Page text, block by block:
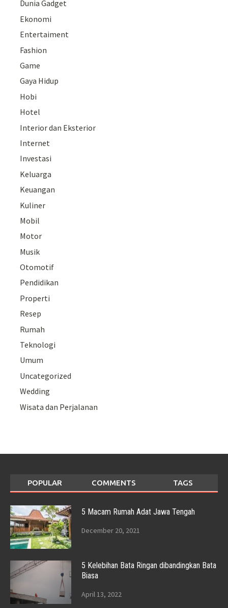
Dunia Gadget
Ekonomi
Entertaiment
Fashion
Game
Gaya Hidup
Hobi
Hotel
Interior dan Eksterior
Internet
Investasi
Keluarga
Keuangan
Kuliner
Mobil
Motor
Musik
Otomotif
Pendidikan
Properti
Resep
Rumah
Teknologi
Umum
Uncategorized
Wedding
Wisata dan Perjalanan
POPULAR COMMENTS TAGS
5 Macam Rumah Adat Jawa Tengah
December 20, 2021
5 Kelebihan Bata Ringan dibandingkan Bata
Biasa
April 13, 2022